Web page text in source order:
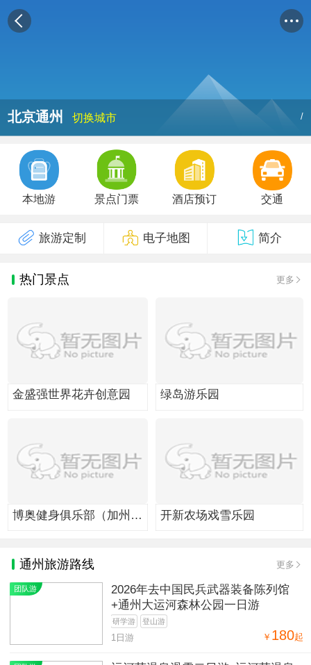
北京通州 切换城市 /
本地游 景点门票 酒店预订 交通
旅游定制 电子地图 简介
热门景点 更多
金盛强世界花卉创意园 绿岛游乐园
博奥健身俱乐部（加州
开新农场戏雪乐园
通州旅游路线 更多
团队游
2026年去中国民兵武器装备陈列馆
+通州大运河森林公园一日游
研学游 登山游
￥ 180起
1日游